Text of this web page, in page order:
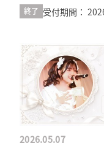
終了 受付期間：
2026.05.07